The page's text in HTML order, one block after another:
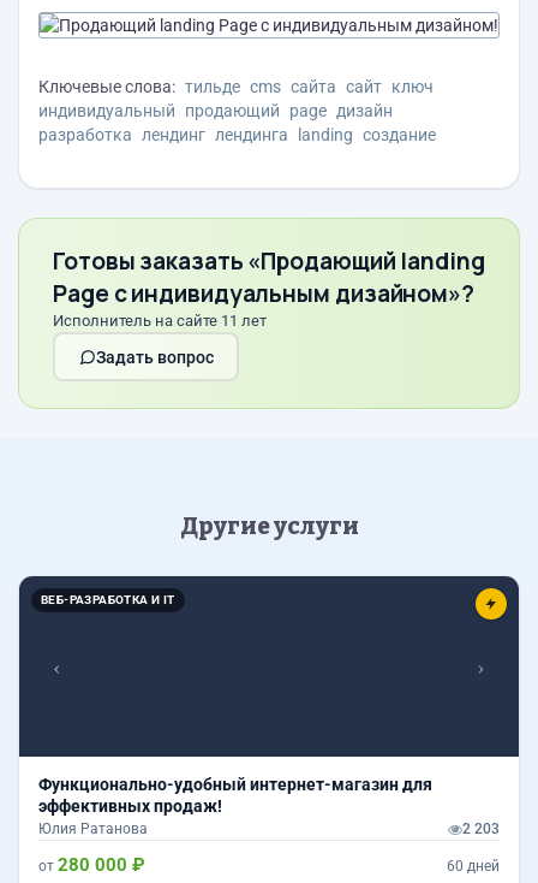
Ключевые слова: тильде cms сайта сайт ключ
индивидуальный
продающий page дизайн
разработка
лендинг лендинга landing создание
Готовы заказать «Продающий landing
Page с индивидуальным дизайном»?
Исполнитель на сайте 11 лет
Задать вопрос
Другие услуги
ВЕБ-РАЗРАБОТКА И IT
Назад
Функционально-удобный интернет-магазин для
эффективных продаж!
Юлия Ратанова 2 203
от 280 000 ₽ 60 дней